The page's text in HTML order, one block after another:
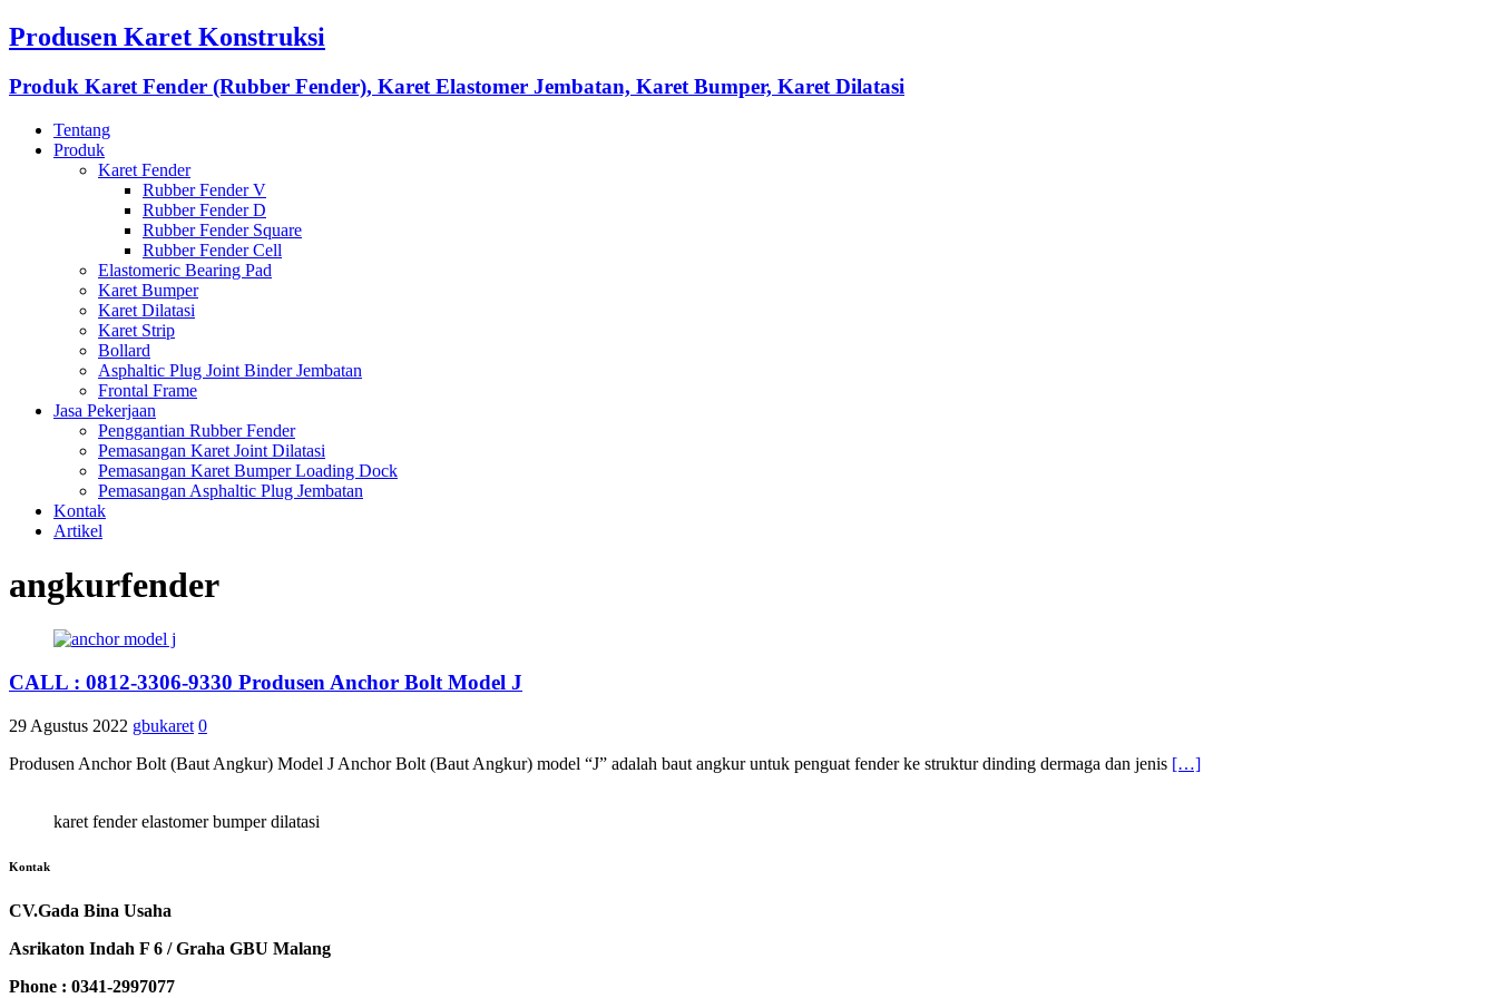
Produsen Karet Konstruksi
Produk Karet Fender (Rubber Fender), Karet Elastomer Jembatan, Karet Bumper, Karet Dilatasi
Tentang
Produk
Karet Fender
Rubber Fender V
Rubber Fender D
Rubber Fender Square
Rubber Fender Cell
Elastomeric Bearing Pad
Karet Bumper
Karet Dilatasi
Karet Strip
Bollard
Asphaltic Plug Joint Binder Jembatan
Frontal Frame
Jasa Pekerjaan
Penggantian Rubber Fender
Pemasangan Karet Joint Dilatasi
Pemasangan Karet Bumper Loading Dock
Pemasangan Asphaltic Plug Jembatan
Kontak
Artikel
angkurfender
CALL : 0812-3306-9330 Produsen Anchor Bolt Model J
29 Agustus 2022 gbukaret 0
Produsen Anchor Bolt (Baut Angkur) Model J Anchor Bolt (Baut Angkur) model “J” adalah baut angkur untuk penguat fender ke struktur dinding dermaga dan jenis […]
karet fender elastomer bumper dilatasi
Kontak
CV.Gada Bina Usaha
Asrikaton Indah F 6 / Graha GBU Malang
Phone : 0341-2997077